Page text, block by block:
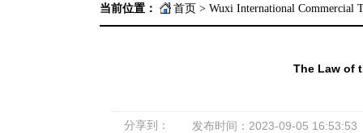
当前位置： 首页 > Wuxi International Commercial
The Law of
分享到： 发布时间：2023-09-05 16:53:53